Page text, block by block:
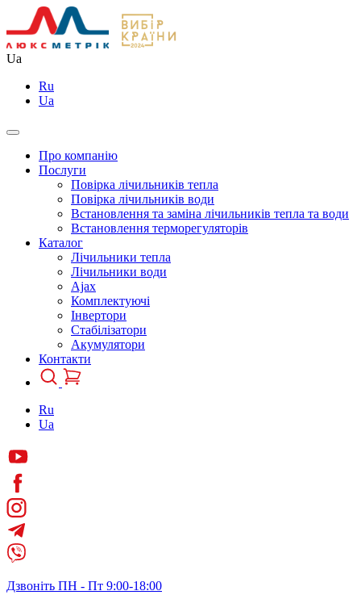
Ua
Ru
Ua
Про компанію
Послуги
Повірка лічильників тепла
Повірка лічильників води
Встановлення та заміна лічильників тепла та води
Встановлення терморегуляторів
Каталог
Лічильники тепла
Лічильники води
Ajax
Комплектуючі
Інвертори
Стабілізатори
Акумулятори
Контакти
Ru
Ua
Дзвоніть ПН - Пт 9:00-18:00